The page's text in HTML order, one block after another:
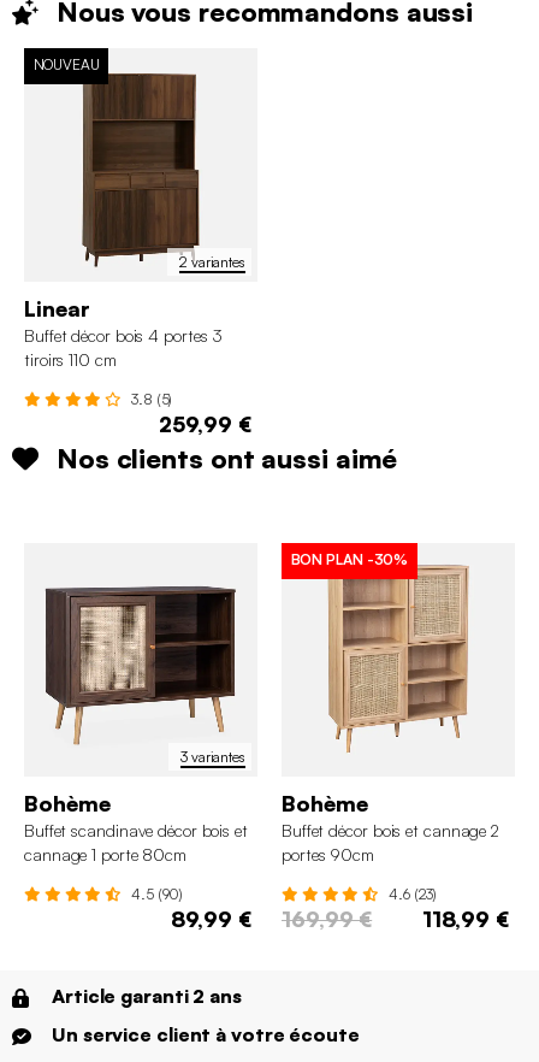
Nous vous recommandons aussi
2 variantes
NOUVEAU
Linear
Buffet décor bois 4 portes 3
tiroirs 110 cm
3.8 (5)
259,99 €
Nos clients ont aussi aimé
3 variantes
Bohème
Buffet scandinave décor bois et
cannage 1 porte 80cm
4.5 (90)
89,99 €
BON PLAN -30%
Bohème
Buffet décor bois et cannage 2
portes 90cm
4.6 (23)
169,99 € 118,99 €
Article garanti 2 ans
Un service client à votre écoute